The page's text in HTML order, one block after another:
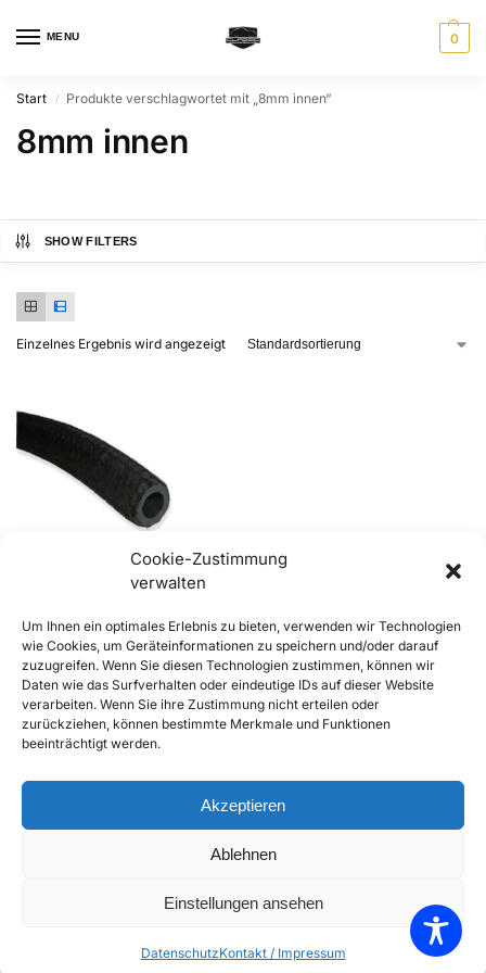
Cookie-Zustimmung
verwalten
Um Ihnen ein optimales Erlebnis zu bieten, verwenden wir Technologien
wie Cookies, um Geräteinformationen zu speichern und/oder darauf
zuzugreifen. Wenn Sie diesen Technologien zustimmen, können wir
Daten wie das Surfverhalten oder eindeutige IDs auf dieser Website
verarbeiten. Wenn Sie ihre Zustimmung nicht erteilen oder
zurückziehen, können bestimmte Merkmale und Funktionen
beeinträchtigt werden.
Akzeptieren
Ablehnen
Einstellungen ansehen
DatenschutzKontakt / Impressum
MENU 0
Start / Produkte verschlagwortet mit „8mm innen“
8mm innen
SHOW FILTERS
Einzelnes Ergebnis wird angezeigt
Benzinschlauch 8mm innen,
Gewebe, DIN 73397
€12,90 inkl. Mwst
Enthält 20% Mwst
zzgl.Versand
Lieferzeit: Sofort lieferbar
Add to Compare